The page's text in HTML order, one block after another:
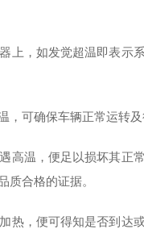
上，如发觉超温即表示
可确保车辆正常运转及
高温，便足以损坏其正
质合格的证据。
热，便可得知是否到达